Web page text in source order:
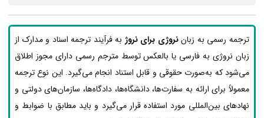
ترجمه رسمی به زباننروژی برای نروژ به فرآیند ترجمه اسناد و مدارک از
زبان نروژی به فارسی یا بالعکس توسط مترجم رسمی دارای مجوز اطلاق
می‌شود که به‌صورت حقوقی و قابل استناد انجام می‌گیرد. این نوع ترجمه
معمولاً برای ارائه به سفارت‌ها، دانشگاه‌ها، دادگاه‌ها، سازمان‌های دولتی و
نهادهای بین‌المللی مورد استفاده قرار می‌گیرد و باید مطابق با ضوابط و